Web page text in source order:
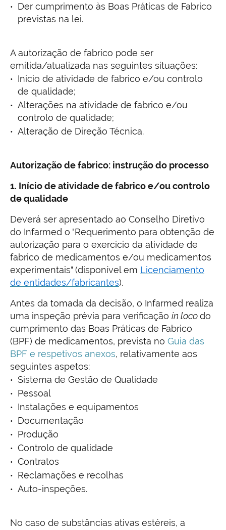
Der cumprimento às Boas Práticas de Fabrico
previstas na lei.
A autorização de fabrico pode ser
emitida/atualizada nas seguintes situações:
Início de atividade de fabrico e/ou controlo
de qualidade;
Alterações na atividade de fabrico e/ou
controlo de qualidade;
Alteração de Direção Técnica.
Autorização de fabrico: instrução do processo
1. Início de atividade de fabrico e/ou controlo
de qualidade
Deverá ser apresentado ao Conselho Diretivo
do Infarmed o "Requerimento para obtenção de
autorização para o exercício da atividade de
fabrico de medicamentos e/ou medicamentos
experimentais" (disponível em Licenciamento
de entidades/fabricantes).
Antes da tomada da decisão, o Infarmed realiza
uma inspeção prévia para verificação in locodo
cumprimento das Boas Práticas de Fabrico
(BPF) de medicamentos, prevista no Guia das
BPF e respetivos anexos, relativamente aos
seguintes aspetos:
Sistema de Gestão de Qualidade
Pessoal
Instalações e equipamentos
Documentação
Produção
Controlo de qualidade
Contratos
Reclamações e recolhas
Auto-inspeções.
No caso de substâncias ativas estéreis, a